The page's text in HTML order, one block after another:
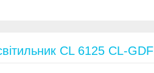
CL 6125 CL-GDF